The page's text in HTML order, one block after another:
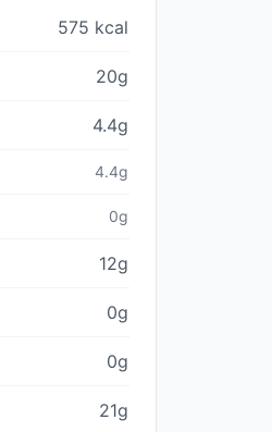
575 kcal
20g
4.4g
4.4g
0g
12g
0g
0g
21g